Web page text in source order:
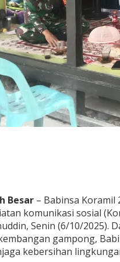
B
l
a
n
g
k
i
r
e
T
d
S
a
m
p
a
h
Besar– Babinsa Koramil
komunikasi sosial
Senin (6/10/2025).
gampong,
kebersihan